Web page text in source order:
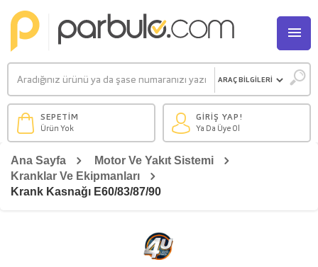
SEPETİM
Ürün Yok
GİRİŞ YAP!
Ya Da Üye Ol
Ana Sayfa
Motor Ve Yakıt Sistemi
Kranklar Ve Ekipmanları
Krank Kasnağı E60/83/87/90